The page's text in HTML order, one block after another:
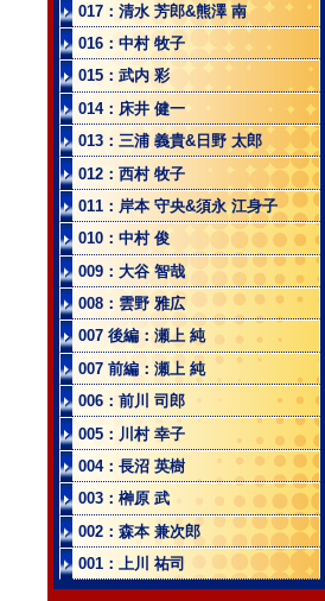
017：清水 芳郎&熊澤 南
016：中村 牧子
015：武内 彩
014：床井 健一
013：三浦 義貴&日野 太郎
012：西村 牧子
011：岸本 守央&須永 江身子
010：中村 俊
009：大谷 智哉
008：雲野 雅広
007 後編：瀬上 純
007 前編：瀬上 純
006：前川 司郎
005：川村 幸子
004：長沼 英樹
003：榊原 武
002：森本 兼次郎
001：上川 祐司